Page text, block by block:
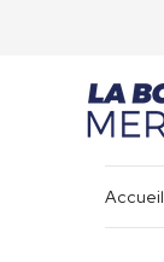
Accueil